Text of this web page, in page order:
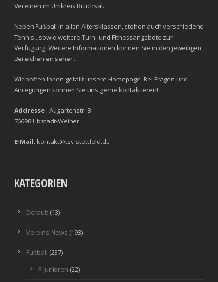
Vereinen im Umkreis Bruchsal.
Neben Fußball in allen Altersklassen, stehen auch verschiedene
Tennis-, sowie weitere Turn- und Fitnessangebote zur
Verfügung. Weitere Informationen können Sie in den jeweiligen
Bereichen einsehen.
Wir hoffen Ihnen gefällt unsere Homepage. Bei Fragen und
Anregungen können Sie uns gerne kontaktieren!
Addresse : Augartenstr. 8
76698 Ubstadt-Weiher
E-Mail: kontakt@tsv-stettfeld.de
KATEGORIEN
Default (13)
Vereins-News (193)
Fußball (237)
F-Junioren (22)